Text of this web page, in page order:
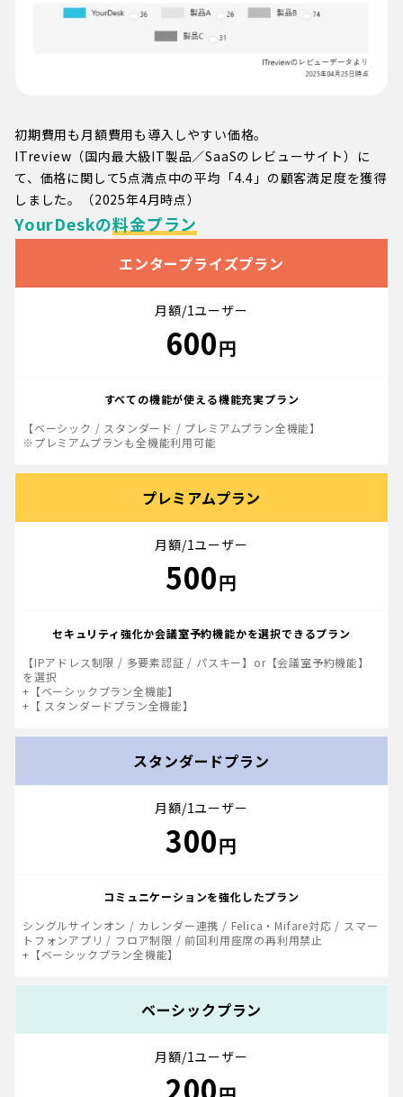
初期費用も月額費用も導入しやすい価格。
ITreview（国内最大級IT製品／SaaSのレビューサイト）に
て、価格に関して5点満点中の平均「4.4」の顧客満足度を獲得
しました。（2025年4月時点）
YourDeskの料金プラン
ベーシックプラン
月額/1ユーザー
スタンダードプラン
月額/1ユーザー
300円
コミュニケーションを強化したプラン
シングルサインオン / カレンダー連携 / Felica・Mifare対応 / スマー
トフォンアプリ / フロア制限 / 前回利用座席の再利用禁止
+【ベーシックプラン全機能】
プレミアムプラン
月額/1ユーザー
500円
セキュリティ強化か会議室予約機能かを選択できるプラン
【IPアドレス制限 / 多要素認証 / パスキー】or【会議室予約機能】
を選択
+【ベーシックプラン全機能】
+【 スタンダードプラン全機能】
エンタープライズプラン
月額/1ユーザー
600円
すべての機能が使える機能充実プラン
【ベーシック / スタンダード / プレミアムプラン全機能】
※プレミアムプランも全機能利用可能